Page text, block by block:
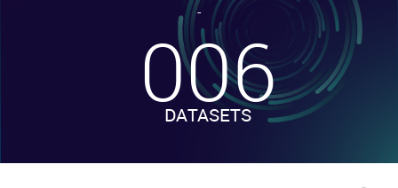
-
006
DATASETS